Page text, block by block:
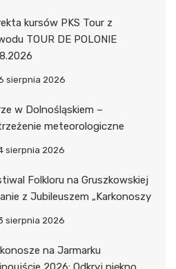
kursów PKS Tour z
TOUR DE POLONIE
sierpnia 2026
w Dolnośląskiem –
meteorologiczne
sierpnia 2026
Folkloru na Gruszkowskiej
z Jubileuszem „Karkonoszy
sierpnia 2026
na Jarmarku